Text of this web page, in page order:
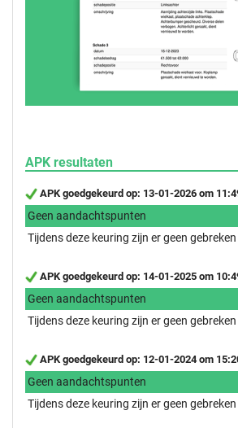
APK resultaten
APK goedgekeurd op: 13-01-2026 om
Geen aandachtspunten
Tijdens deze keuring zijn er geen
APK goedgekeurd op: 14-01-2025 om
Geen aandachtspunten
Tijdens deze keuring zijn er geen
APK goedgekeurd op: 12-01-2024 om
Geen aandachtspunten
Tijdens deze keuring zijn er geen